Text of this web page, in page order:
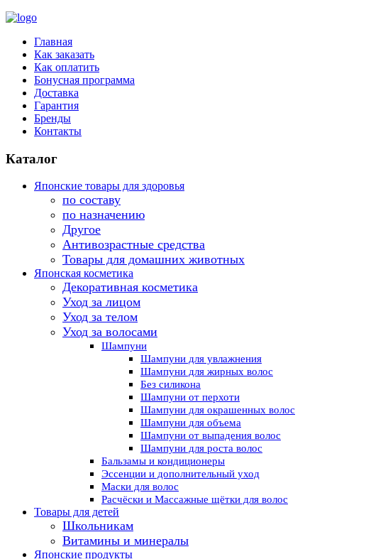
Главная
Как заказать
Как оплатить
Бонусная программа
Доставка
Гарантия
Бренды
Контакты
Каталог
Японские товары для здоровья
по составу
по назначению
Другое
Антивозрастные средства
Товары для домашних животных
Японская косметика
Декоративная косметика
Уход за лицом
Уход за телом
Уход за волосами
Шампуни
Шампуни для увлажнения
Шампуни для жирных волос
Без силикона
Шампуни от перхоти
Шампуни для окрашенных волос
Шампуни для объема
Шампуни от выпадения волос
Шампуни для роста волос
Бальзамы и кондиционеры
Эссенции и дополнительный уход
Маски для волос
Расчёски и Массажные щётки для волос
Товары для детей
Школьникам
Витамины и минералы
Японские продукты